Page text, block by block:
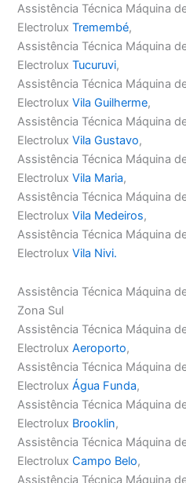
Assistência Técnica Máquina
ElectroluxTremembé,
Assistência Técnica Máquina
ElectroluxTucuruvi,
Assistência Técnica Máquina
ElectroluxVila Guilherme,
Assistência Técnica Máquina
ElectroluxVila Gustavo,
Assistência Técnica Máquina
ElectroluxVila Maria,
Assistência Técnica Máquina
ElectroluxVila Medeiros,
Assistência Técnica Máquina
ElectroluxVila Nivi.
Assistência Técnica Máquina
Zona Sul
Assistência Técnica Máquina
ElectroluxAeroporto,
Assistência Técnica Máquina
ElectroluxÁgua Funda,
Assistência Técnica Máquina
Electrolux Brooklin,
Assistência Técnica Máquina
ElectroluxCampo Belo,